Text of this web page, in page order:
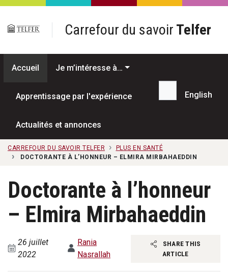
Passer au contenu principal
Carrefour du savoir Telfer
Accueil Je m’intéresse à…
Apprentissage par l'expérience
Actualités et annonces
Recherche...
English
CARREFOUR DU SAVOIR TELFER
PLUS EN SANTÉ
DOCTORANTE À L’HONNEUR – ELMIRA MIRBAHAEDDIN
Doctorante à l’honneur
– Elmira Mirbahaeddin
26 juillet
2022
Rania
Nasrallah
SHARE THIS
ARTICLE